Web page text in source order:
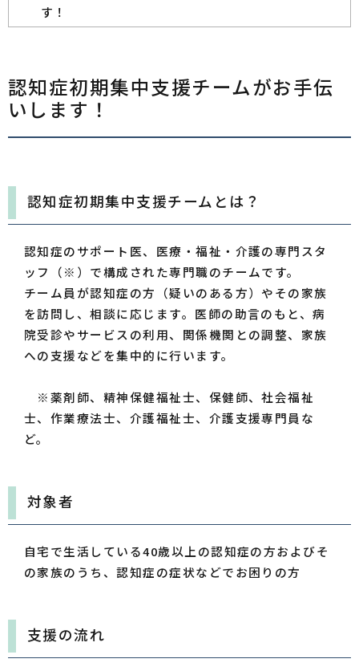
す！
認知症初期集中支援チームがお手伝
いします！
認知症初期集中支援チームとは？
認知症のサポート医、医療・福祉・介護の専門スタ
ッフ（※）で構成された専門職のチームです。
チーム員が認知症の方（疑いのある方）やその家族
を訪問し、相談に応じます。医師の助言のもと、病
院受診やサービスの利用、関係機関との調整、家族
への支援などを集中的に行います。
※薬剤師、精神保健福祉士、保健師、社会福祉
士、作業療法士、介護福祉士、介護支援専門員な
ど。
対象者
自宅で生活している40歳以上の認知症の方およびそ
の家族のうち、認知症の症状などでお困りの方
支援の流れ